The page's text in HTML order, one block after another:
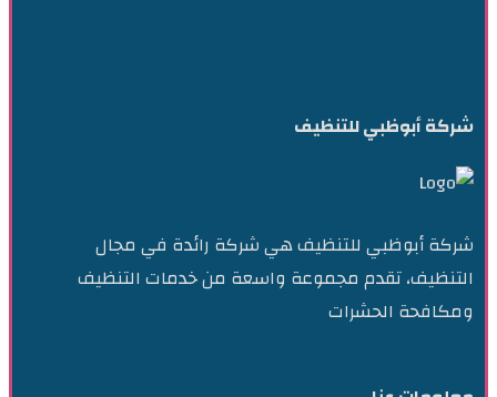
شركة أبوظبي للتنظيف
شركة أبوظبي للتنظيف هي شركة رائدة في مجال
التنظيف، تقدم مجموعة واسعة من خدمات التنظيف
ومكافحة الحشرات